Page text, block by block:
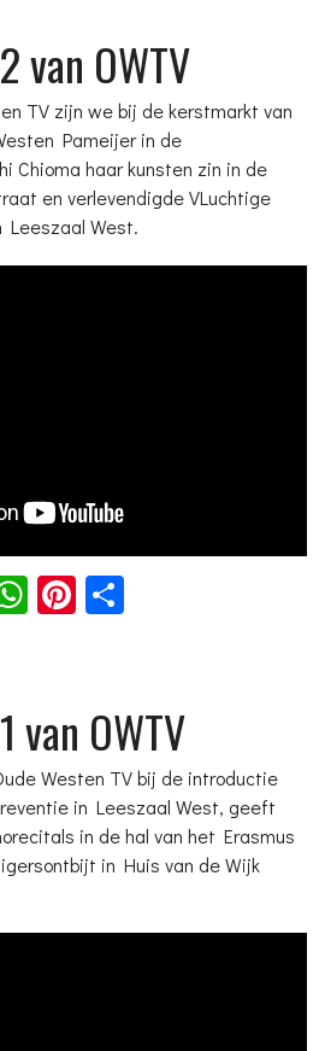
van OWTV
TV zijn we bij de kerstmarkt van
Pameijer in de
Chioma haar kunsten zin in de
en verlevendigde VLuchtige
Leeszaal West.
WhatsApp
Pinterest
van OWTV
Westen TV bij de introductie
in Leeszaal West, geeft
in de hal van het Erasmus
in Huis van de Wijk